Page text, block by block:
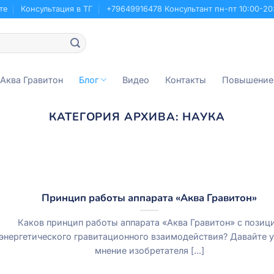
Консультация в ТГ +79649916478 Консультант пн-пт 10:00-
Гравитон Блог Видео Контакты
КАТЕГОРИЯ АРХИВА: НАУКА
Длительное время я занимаюсь вопросами
воды, находящейся в процессе [...]
Принцип работы аппарата «Аква Гравитон»
Каков принцип работы аппарата «Аква Гравитон» с
энергетического гравитационного взаимодействия? Давайте
мнение изобретателя [...]